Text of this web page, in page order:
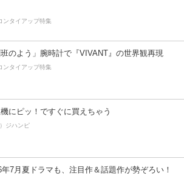
ンタイアップ特集
班のよう」腕時計で『VIVANT』の世界観再現
ンタイアップ特集
にピッ！ですぐに買えちゃう
）ジハンピ
年7月夏ドラマも、注目作＆話題作が勢ぞろい！